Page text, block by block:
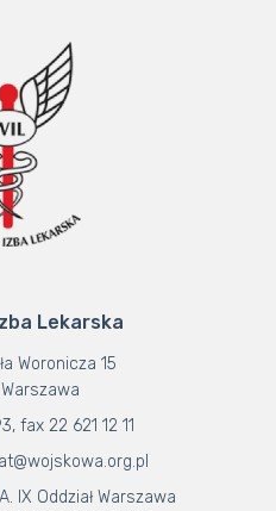
Lekarska
Woronicza 15
fax 22 621 12 11
IX Oddział Warszawa